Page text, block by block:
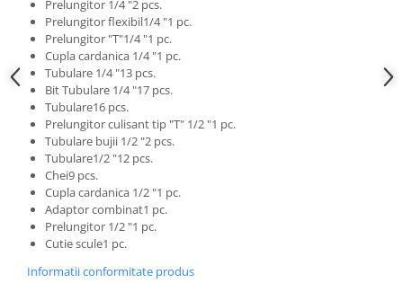
Scule fixare distributie
Alfa romeo
Audi
Bmw
Chevrolet
Chrysler
Citroen
Dacia
Ford
Jaguar
Jeep
Prelungitor 1/4 "2 pcs.
Prelungitor flexibil1/4 "1 pc.
Prelungitor "T"1/4 "1 pc.
Cupla cardanica 1/4 "1 pc.
Tubulare 1/4 "13 pcs.
Bit Tubulare 1/4 "17 pcs.
Tubulare16 pcs.
Prelungitor culisant tip "T" 1/2 "1 pc.
Tubulare bujii 1/2 "2 pcs.
Tubulare1/2 "12 pcs.
Chei9 pcs.
Cupla cardanica 1/2 "1 pc.
Adaptor combinat1 pc.
Prelungitor 1/2 "1 pc.
Cutie scule1 pc.
Informatii conformitate produs